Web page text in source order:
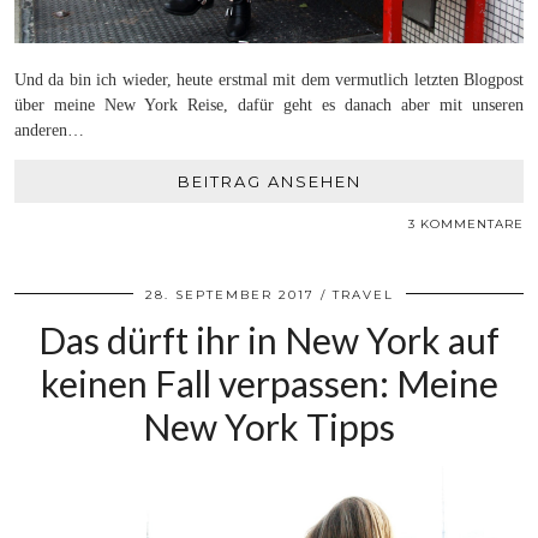
Und da bin ich wieder, heute erstmal mit dem vermutlich letzten Blogpost
über meine New York Reise, dafür geht es danach aber mit unseren
anderen…
BEITRAG ANSEHEN
3 KOMMENTARE
28. SEPTEMBER 2017 TRAVEL
Das dürft ihr in New York auf
keinen Fall verpassen: Meine
New York Tipps